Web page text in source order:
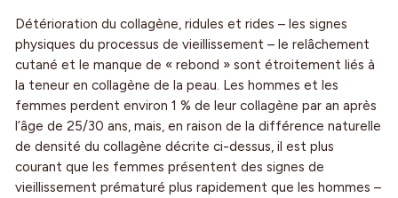
Détérioration du collagène, ridules et rides – les signes
physiques du processus de vieillissement – ​​le relâchement
cutané et le manque de « rebond » sont étroitement liés à
la teneur en collagène de la peau. Les hommes et les
femmes perdent environ 1 % de leur collagène par an après
l’âge de 25/30 ans, mais, en raison de la différence naturelle
de densité du collagène décrite ci-dessus, il est plus
courant que les femmes présentent des signes de
vieillissement prématuré plus rapidement que les hommes –